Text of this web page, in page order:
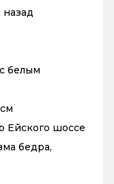
белым
Ейского шоссе
бедра,